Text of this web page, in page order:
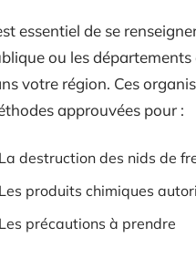
essentiel de se
ou les
votre région. Ces
approuvées pour :
La destruction des nids de
Les produits chimiques
Les précautions à prendre